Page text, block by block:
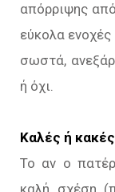
απόρριψης
εύκολα
σωστά,
ή όχι.
Καλές ή
Το αν ο
καλή σχέση